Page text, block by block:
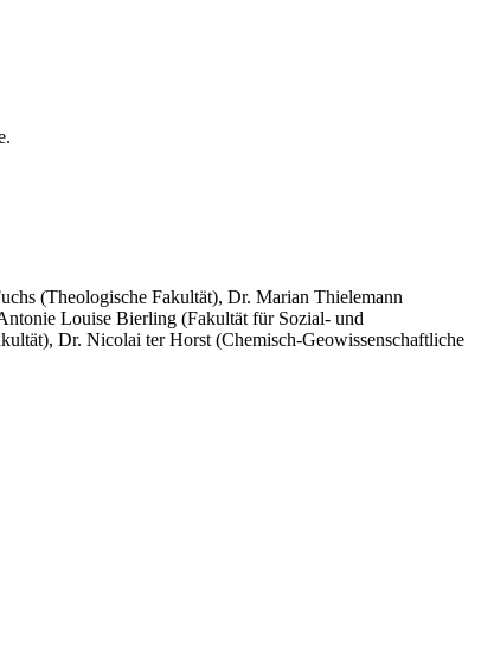
(Theologische Fakultät), Dr. Marian Thielemann
Louise Bierling (Fakultät für Sozial- und
Dr. Nicolai ter Horst (Chemisch-Geowissenschaftliche